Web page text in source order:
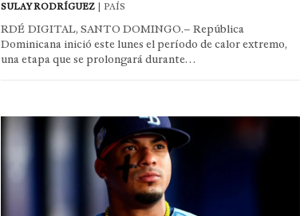
SULAY RODRÍGUEZ| PAÍS
RDÉ DIGITAL, SANTO DOMINGO.– República
Dominicana inició este lunes el período de calor extremo,
una etapa que se prolongará durante…